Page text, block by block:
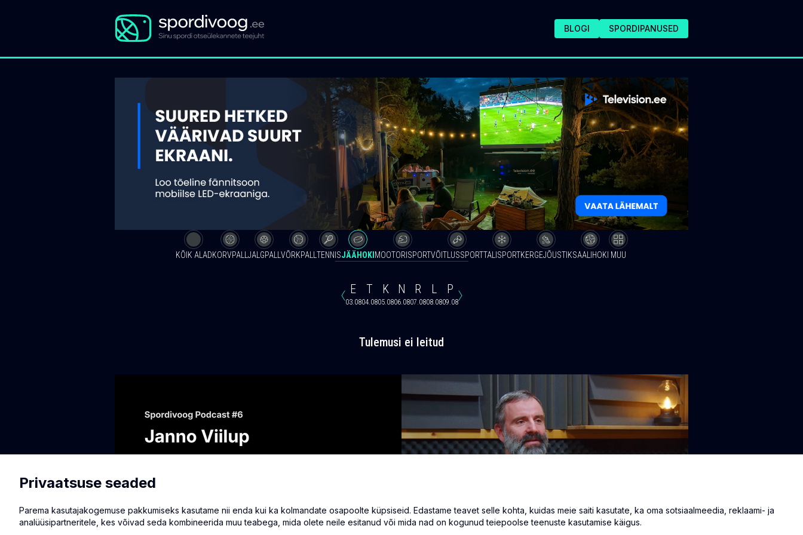
BLOGI SPORDIPANUSED
KÕIK ALADKORVPALL JALGPALL VÕRKPALL TENNISJÄÄHOKI MOOTORISPORTVÕITLUSSPORTTALISPORTKERGEJÕUSTIKSAALIHOKI MUU
E
03.08
T
04.08
K
05.08
N
06.08
R
07.08
L
08.08
P
09.08
Tulemusi ei leitud
Privaatsuse seaded
Parema kasutajakogemuse pakkumiseks kasutame nii enda kui ka kolmandate osapoolte küpsiseid. Edastame teavet selle kohta, kuidas meie saiti kasutate, ka oma sotsiaalmeedia, reklaami- ja
analüüsipartneritele, kes võivad seda kombineerida muu teabega, mida olete neile esitanud või mida nad on kogunud teiepoolse teenuste kasutamise käigus.